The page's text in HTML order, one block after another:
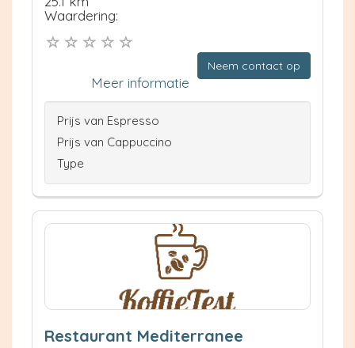
Waardering:
Neem contact op
Meer informatie
Prijs van Espresso
Prijs van Cappuccino
Type
Restaurant Mediterranee